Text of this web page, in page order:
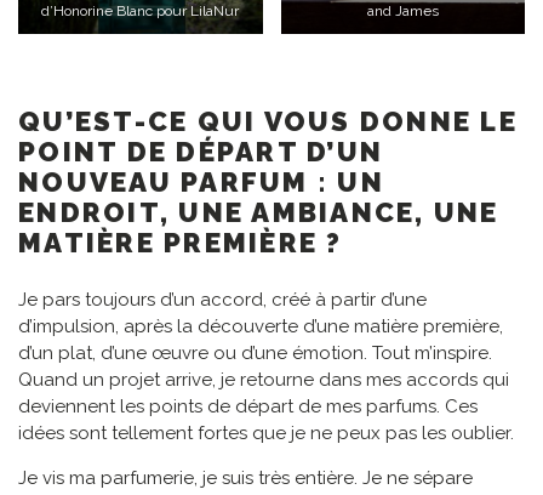
d’Honorine Blanc pour LilaNur
and James
QU’EST-CE QUI VOUS DONNE LE
POINT DE DÉPART D’UN
NOUVEAU PARFUM : UN
ENDROIT, UNE AMBIANCE, UNE
MATIÈRE PREMIÈRE ?
Je pars toujours d’un accord, créé à partir d’une
d’impulsion, après la découverte d’une matière première,
d’un plat, d’une œuvre ou d’une émotion. Tout m’inspire.
Quand un projet arrive, je retourne dans mes accords qui
deviennent les points de départ de mes parfums. Ces
idées sont tellement fortes que je ne peux pas les oublier.
Je vis ma parfumerie, je suis très entière. Je ne sépare